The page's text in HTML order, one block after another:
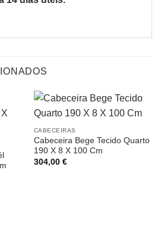
CABECEIRAS
Cabeceira Bege Tecido Quarto
190 X 8 X 100 Cm
304,00 €